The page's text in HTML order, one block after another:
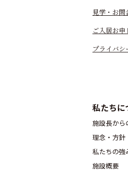
見学・お
ご入居お
プライバシ
私たちに
施設長から
理念・方針
私たちの強
施設概要